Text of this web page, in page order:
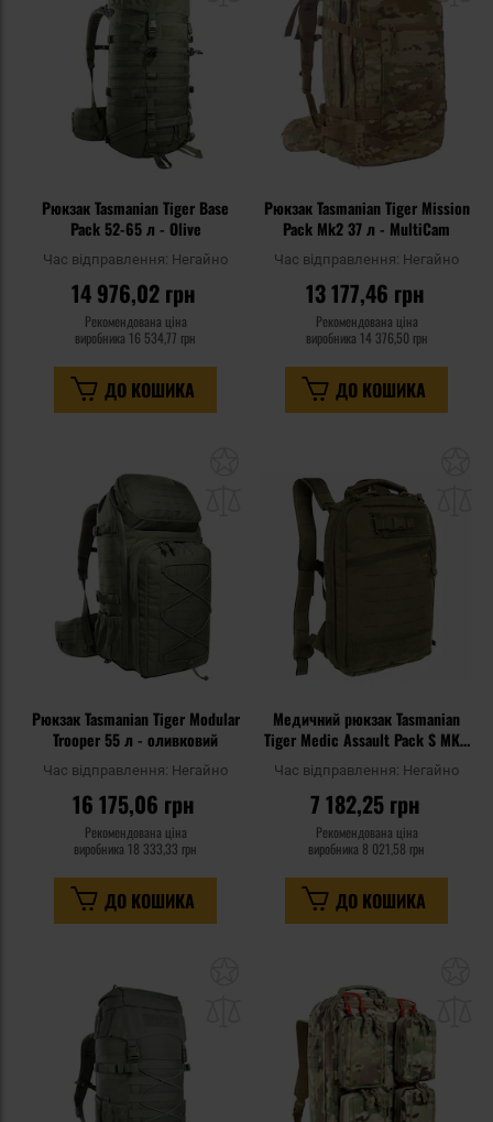
уподобань
Рюкзак Tasmanian Tiger Base
Pack 52-65 л - Olive
Час відправлення: Негайно
14 976,02 грн
Рекомендована ціна
виробника 16 534,77 грн
ДО КОШИКА
Рюкзак Tasmanian Tiger Mission
Pack Mk2 37 л - MultiCam
Час відправлення: Негайно
13 177,46 грн
Рекомендована ціна
виробника 14 376,50 грн
ДО КОШИКА
списку
уподобань
Рюкзак Tasmanian Tiger Modular
Trooper 55 л - оливковий
Час відправлення: Негайно
16 175,06 грн
Рекомендована ціна
виробника 18 333,33 грн
ДО КОШИКА
Медичний рюкзак Tasmanian
Tiger Medic Assault Pack S MKII
Час відправлення: Негайно
7 182,25 грн
Рекомендована ціна
виробника 8 021,58 грн
ДО КОШИКА
списку
уподобань